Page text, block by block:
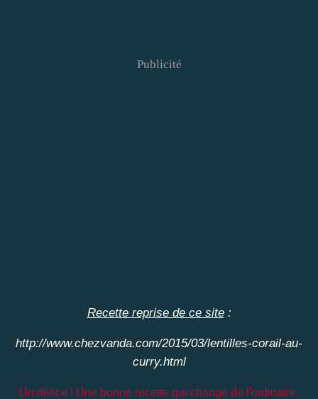
Publicité
Recette reprise de ce site:
http://www.chezvanda.com/2015/03/lentilles-corail-au-
curry.html
Un délice ! Une bonne recette qui change de l'ordinaire.